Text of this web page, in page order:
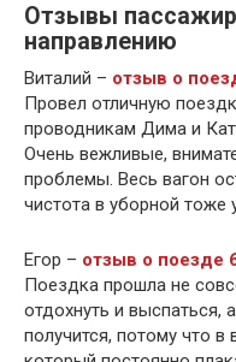
Отзывы
направлению
Виталий – отзыв о
Провел отличную
проводникам Дима и
Очень вежливые,
проблемы. Весь вагон
чистота в уборной тоже
Егор – отзыв о поезде
Поездка прошла не
отдохнуть и выспаться,
получится, потому что в